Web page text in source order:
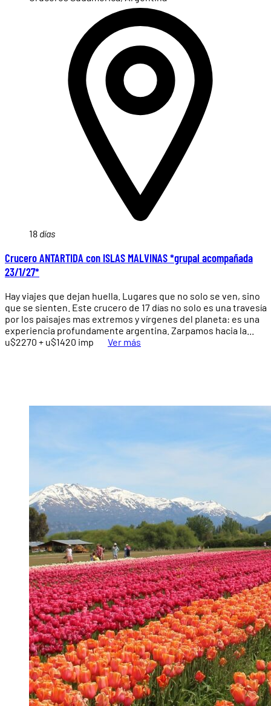
18 días
Crucero ANTARTIDA con ISLAS MALVINAS *grupal acompañada
23/1/27*
Hay viajes que dejan huella. Lugares que no solo se ven, sino
que se sienten. Este crucero de 17 días no solo es una travesía
por los paisajes mas extremos y vírgenes del planeta: es una
experiencia profundamente argentina. Zarpamos hacia la...
u$2270 + u$1420 imp
Ver más